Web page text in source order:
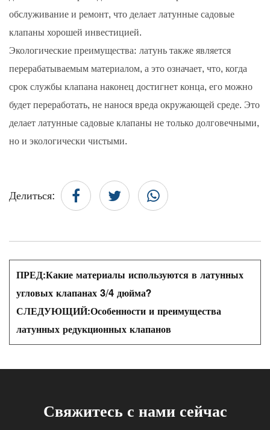
обслуживание и ремонт, что делает латунные садовые
клапаны хорошей инвестицией.
Экологические преимущества: латунь также является
перерабатываемым материалом, а это означает, что, когда
срок службы клапана наконец достигнет конца, его можно
будет переработать, не нанося вреда окружающей среде. Это
делает латунные садовые клапаны не только долговечными,
но и экологически чистыми.
Делиться:
ПРЕД:Какие материалы используются в латунных
угловых клапанах 3/4 дюйма?
СЛЕДУЮЩИЙ:Особенности и преимущества
латунных редукционных клапанов
Свяжитесь с нами сейчас